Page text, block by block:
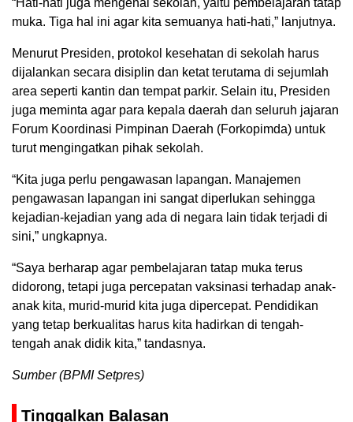
“Hati-hati juga mengenai sekolah, yaitu pembelajaran tatap
muka. Tiga hal ini agar kita semuanya hati-hati,” lanjutnya.
Menurut Presiden, protokol kesehatan di sekolah harus
dijalankan secara disiplin dan ketat terutama di sejumlah
area seperti kantin dan tempat parkir. Selain itu, Presiden
juga meminta agar para kepala daerah dan seluruh jajaran
Forum Koordinasi Pimpinan Daerah (Forkopimda) untuk
turut mengingatkan pihak sekolah.
“Kita juga perlu pengawasan lapangan. Manajemen
pengawasan lapangan ini sangat diperlukan sehingga
kejadian-kejadian yang ada di negara lain tidak terjadi di
sini,” ungkapnya.
“Saya berharap agar pembelajaran tatap muka terus
didorong, tetapi juga percepatan vaksinasi terhadap anak-
anak kita, murid-murid kita juga dipercepat. Pendidikan
yang tetap berkualitas harus kita hadirkan di tengah-
tengah anak didik kita,” tandasnya.
Sumber (BPMI Setpres)
Tinggalkan Balasan